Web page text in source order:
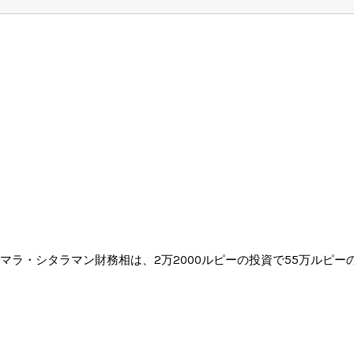
ラ・シタラマン財務相は、2万2000ルピーの投資で55万ルピ